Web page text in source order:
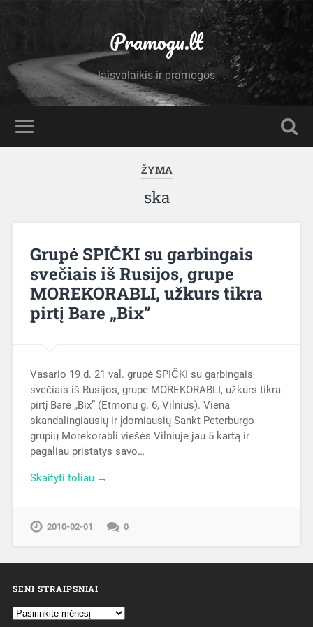
Pramogu.lt
laisvalaikis ir pramogos
ŽYMA
ska
Grupė SPIČKI su garbingais
svečiais iš Rusijos, grupe
MOREKORABLI, užkurs tikra
pirtį Bare „Bix”
Vasario 19 d. 21 val. grupė SPIČKI su garbingais
svečiais iš Rusijos, grupe MOREKORABLI, užkurs tikra
pirtį Bare „Bix” (Etmonų g. 6, Vilnius). Viena
skandalingiausių ir įdomiausių Sankt Peterburgo
grupių Morekorabli viešės Vilniuje jau 5 kartą ir
pagaliau pristatys savo…
Skaityti toliau →
2010-02-01 0
SENI STRAIPSNIAI